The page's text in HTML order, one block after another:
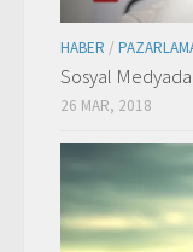
HABER /
Sosyal Medyada
26 MAR, 2018